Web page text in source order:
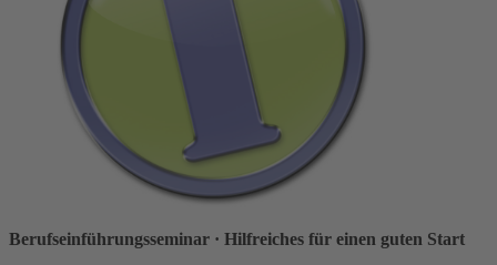
Berufseinführungsseminar · Hilfreiches für einen guten Start